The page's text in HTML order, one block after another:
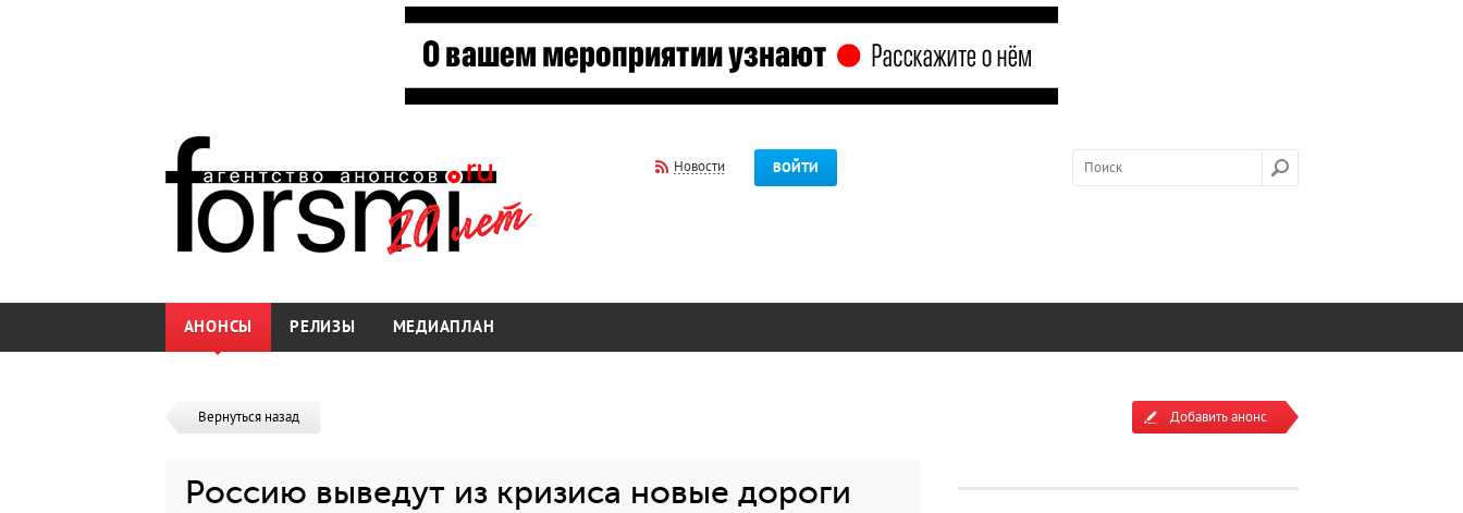
Новости ВОЙТИ
АНОНСЫ РЕЛИЗЫ МЕДИАПЛАН
Вернуться назад
Россию выведут из кризиса новые дороги
Добавить анонс